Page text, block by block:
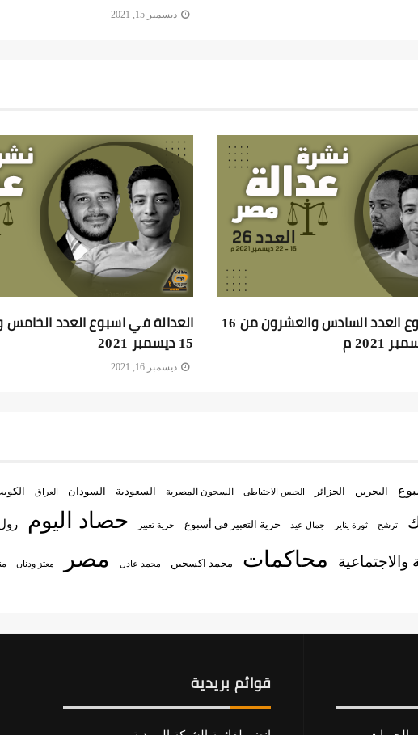
ديسمبر 15, 2021
العدالة في اسبوع العدد السادس والعشرون من 16
15 ديسمبر 2021
ديسمبر 16, 2021
البحرين الجزائر الحبس الاحتياطى السجون المصرية السعودية السودان العراق
ترشح ثورة يناير جمال عيد حرية التعبير في أسبوع حرية تعبير حصاد اليوم
محاكمات محمد اكسجين محمد عادل مصر معتز ودنان
قوائم بريدية